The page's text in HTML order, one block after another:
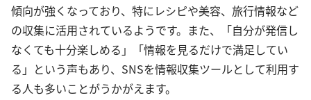
傾向が強くなっており、特にレシピや美容、旅行情報など
の収集に活用されているようです。また、「自分が発信し
なくても十分楽しめる」「情報を見るだけで満足してい
る」という声もあり、SNSを情報収集ツールとして利用す
る人も多いことがうかがえます。